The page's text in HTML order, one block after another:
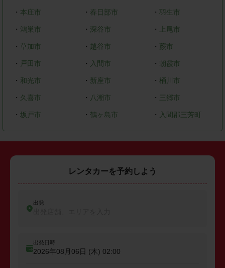
・ 本庄市 ・ 春日部市 ・羽生市
・ 鴻巣市 ・ 深谷市 ・ 上尾市
・ 草加市 ・ 越谷市 ・ 蕨市
・ 戸田市 ・ 入間市 ・ 朝霞市
・ 和光市 ・ 新座市 ・ 桶川市
・ 久喜市 ・ 八潮市 ・ 三郷市
・ 坂戸市 ・ 鶴ヶ島市 ・ 入間郡三芳町
レンタカーを予約しよう
出発
出発日時
2026年08月06日 (木) 02:00